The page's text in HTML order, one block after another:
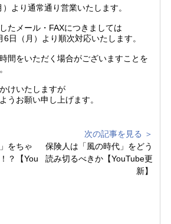
より通常通り営業いたします。
たメール・FAXにつきましては
日（月）より順次対応いたします。
間をいただく場合がございますことを
けいたしますが
うお願い申し上げます。
をちゃ
？【You
次の記事を見る ＞
保険人は「風の時代」をどう
読み切るべきか【YouTube更
新】